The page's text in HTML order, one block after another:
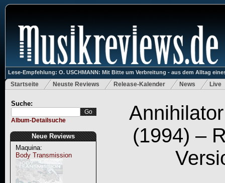
Lese-Empfehlung: O. USCHMANN: Mit Bitte um Verbreitung - aus dem Alltag
Startseite Neuste Reviews Release-Kalender News Live
Suche:
Album-Detailsuche
Neue Reviews
Maquina:
Body Transmission
(1994) –